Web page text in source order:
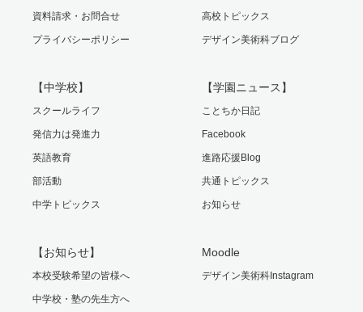
資料請求・お問合せ
プライバシーポリシー
高校トピックス
デザイン美術科ブログ
【中学校】
スクールライフ
発信力は発進力
英語教育
部活動
中学トピックス
【学園ニュース】
ことちか日記
Facebook
進路応援Blog
共通トピックス
お知らせ
【お知らせ】
本校受験希望の皆様へ
中学校・塾の先生方へ
Moodle
デザイン美術科Instagram